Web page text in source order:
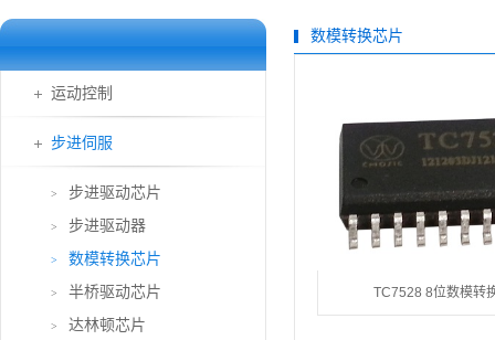
运动控制
步进伺服
> 步进驱动芯片
> 步进驱动器
> 数模转换芯片
> 半桥驱动芯片
> 达林顿芯片
数模转换芯片
TC7528 8位数模转